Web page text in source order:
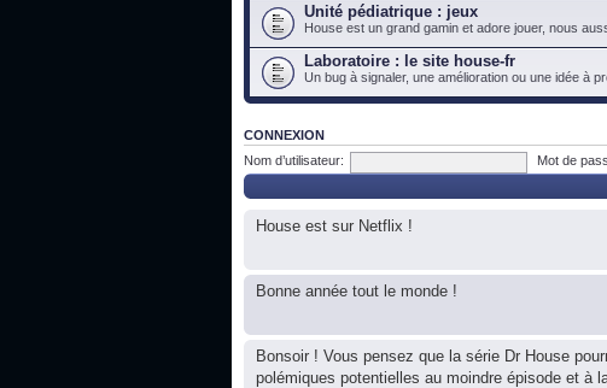
Unité pédiatrique : jeux
House est un grand gamin et adore jouer, nous
Laboratoire : le site house-fr
Un bug à signaler, une amélioration ou une idée à
CONNEXION
Nom d’utilisateur:
Mot de
House est sur Netflix !
Bonne année tout le monde !
Bonsoir ! Vous pensez que la série Dr House
polémiques potentielles au moindre épisode et à